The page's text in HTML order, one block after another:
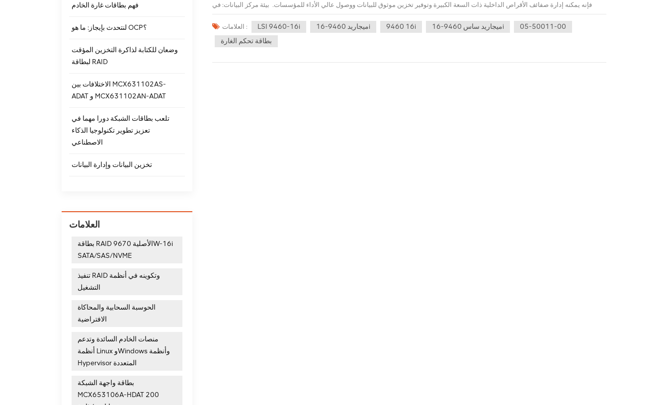
فإنه يمكنه إدارة صفائف الأقراص الداخلية ذات السعة الكبيرة وتوفير تخزين موثوق للبيانات ووصول عالي الأداء للمؤسسات. بيئة مركز البيانات: في
مركز البيانات، 9460-16i يمكنه توسيع سعة التخزين وتوفير تخزين عالي الأداء للبيانات والوصول إليها. يمكنه دعم أجهزة تخزين متعددة، ويحتوي على
وظيفة RAID قوية لضمان سلامة البيانات وتوافرها. البيئات الافتراضية: بالنسبة للبيئات الافتراضية، فإن ميغاريد ساس 9460-16i يوفر أداءً عاليًا وإدارة
تخزين موثوقة. وهو يدعم متطلبات التخزين لأجهزة افتراضية متعددة ويتيح تكوين RAID المناسب حسب الحاجة لضمان استقرار وأداء البيئة الافتراضية.
ملحوظات: التوافق: عند اختيار LSI 9460-16i 05-50011-00تأكد من أنه متوافق مع الخادم أو جهاز التخزين لديك. تحقق من قائمة التوافق الخاصة
لضمان أمان البيانات والتوفر العالي، فكر في تكوين النسخ الاحتياطية الباردة أو الساخنة. النسخ الاحتياطي البارد هو الاحتفاظ بمصفوفة أقراص النسخ
العلامات : LSI 9460-16i ميجاريد 9460-16i 9460 16i ميجاريد ساس 9460-16i
05-50011-00
بطاقة تحكم الغارة
فهم بطاقات غارة الخادم
لنتحدث بإيجاز: ما هو OCP؟
وضعان للكتابة لذاكرة التخزين المؤقت
لبطاقة RAID
الاختلافات بين MCX631102AS-
ADAT و MCX631102AN-ADAT
تلعب بطاقات الشبكة دورا مهما في
تعزيز تطوير تكنولوجيا الذكاء
الاصطناعي
تخزين البيانات وإدارة البيانات
العلامات
بطاقة RAID الأصلية 9670W-16i
SATA/SAS/NVME
تنفيذ RAID وتكوينه في أنظمة
التشغيل
الحوسبة السحابية والمحاكاة
الافتراضية
منصات الخادم السائدة وتدعم
أنظمة Linux وWindows وأنظمة
Hypervisor المتعددة
بطاقة واجهة الشبكة
MCX653106A-HDAT 200